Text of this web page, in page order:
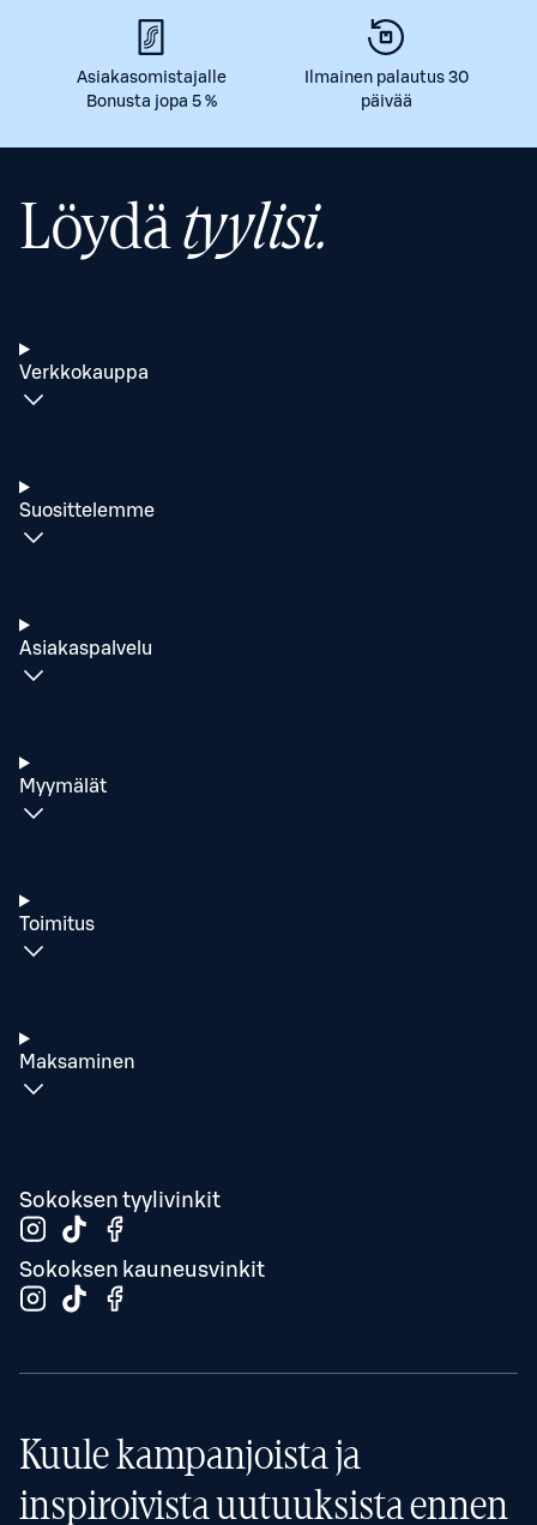
Asiakasomistajalle
Bonusta jopa 5 %
Ilmainen palautus 30
päivää
Löydä tyylisi.
Verkkokauppa
Suosittelemme
Asiakaspalvelu
Myymälät
Toimitus
Maksaminen
Sokoksen tyylivinkit
Sokoksen kauneusvinkit
Kuule kampanjoista ja
inspiroivista uutuuksista ennen